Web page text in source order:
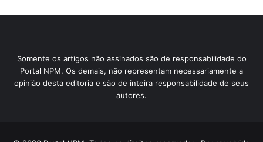
Somente os artigos não assinados são de responsabilidade do
Portal NPM. Os demais, não representam necessariamente a
opinião desta editoria e são de inteira responsabilidade de seus
autores.